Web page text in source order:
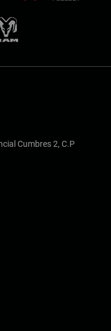
Cumbres 2, C.P